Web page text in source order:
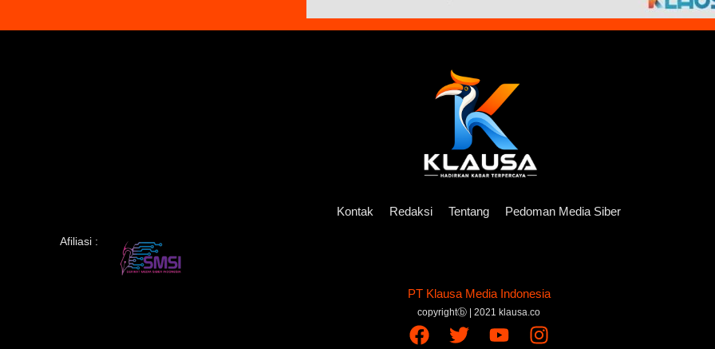
Kontak Redaksi Tentang Pedoman Media Siber
Afiliasi :
PT Klausa Media Indonesia
copyrightⓑ | 2021 klausa.co